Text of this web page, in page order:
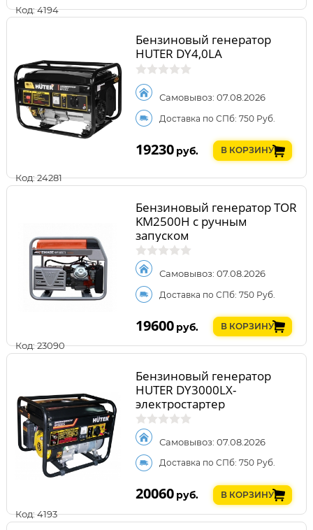
Код: 4194
Код: 24281
Бензиновый генератор
HUTER DY4,0LA
Самовывоз: 07.08.2026
Доставка по СПб: 750 Руб.
19230 руб. В КОРЗИНУ
Код: 23090
Бензиновый генератор TOR
KM2500H с ручным
запуском
Самовывоз: 07.08.2026
Доставка по СПб: 750 Руб.
19600 руб. В КОРЗИНУ
Код: 4193
Бензиновый генератор
HUTER DY3000LX-
электростартер
Самовывоз: 07.08.2026
Доставка по СПб: 750 Руб.
20060 руб. В КОРЗИНУ